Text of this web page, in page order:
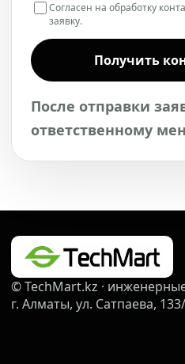
Согласен на обработку
заявку.
Получить
После отправки
ответственному
© TechMart.kz ·
г. Алматы, ул. Сатпаева,